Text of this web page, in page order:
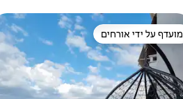
מועדף על ידי אורחים
מועדף על ידי אורחים